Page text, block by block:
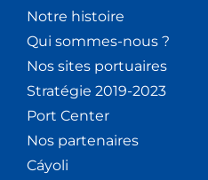
Notre histoire
Qui sommes-nous ?
Nos sites portuaires
Stratégie 2019-2023
Port Center
Nos partenaires
Cáyoli